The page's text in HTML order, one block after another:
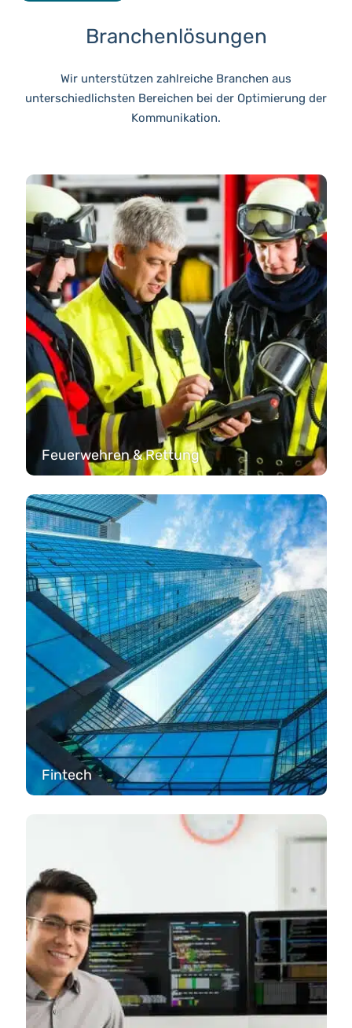
Branchenlösungen
Wir unterstützen zahlreiche Branchen aus
unterschiedlichsten Bereichen bei der Optimierung der
Kommunikation.
Feuerwehren & Rettung
Fintech